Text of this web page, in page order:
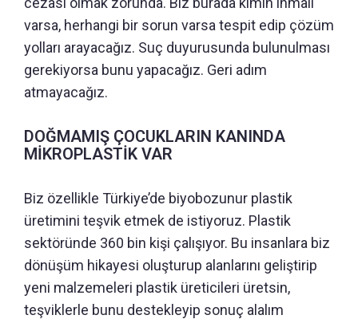
varsa, herhangi bir sorun varsa tespit edip çözüm
yolları arayacağız. Suç duyurusunda bulunulması
gerekiyorsa bunu yapacağız. Geri adım
atmayacağız.
DOĞMAMIŞ ÇOCUKLARIN KANINDA
MİKROPLASTİK VAR
Biz özellikle Türkiye’de biyobozunur plastik
üretimini teşvik etmek de istiyoruz. Plastik
sektöründe 360 bin kişi çalışıyor. Bu insanlara biz
dönüşüm hikayesi oluşturup alanlarını geliştirip
yeni malzemeleri plastik üreticileri üretsin,
teşviklerle bunu destekleyip sonuç alalım